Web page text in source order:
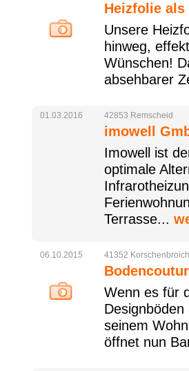
Heizfolie als
Unsere
hinweg,
Wünschen!
absehbarer
01.03.2016 42853 Remscheid
imowell
Imowell ist
optimale
Terrasse...
06.10.2015 41352 Korschenbroich
Wenn es für
seinem
öffnet nun